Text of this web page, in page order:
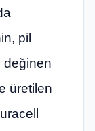
pil
değinen
üretilen